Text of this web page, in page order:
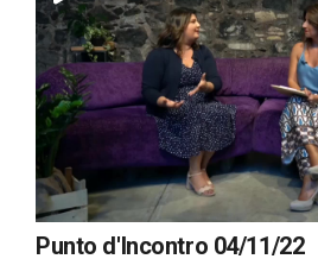
Punto d'Incontro 04/11/22